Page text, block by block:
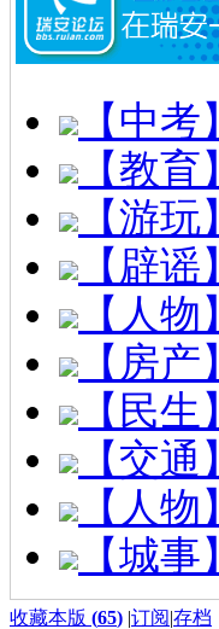
【中
【教
【游
【辟
【人
【房
【民
【交
【人
【城
收藏本版 (65) |订阅|存档